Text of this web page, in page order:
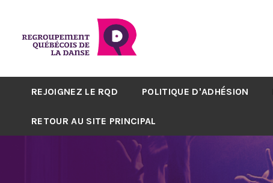
REJOIGNEZ LE RQD POLITIQUE D'ADHÉSION
RETOUR AU SITE PRINCIPAL